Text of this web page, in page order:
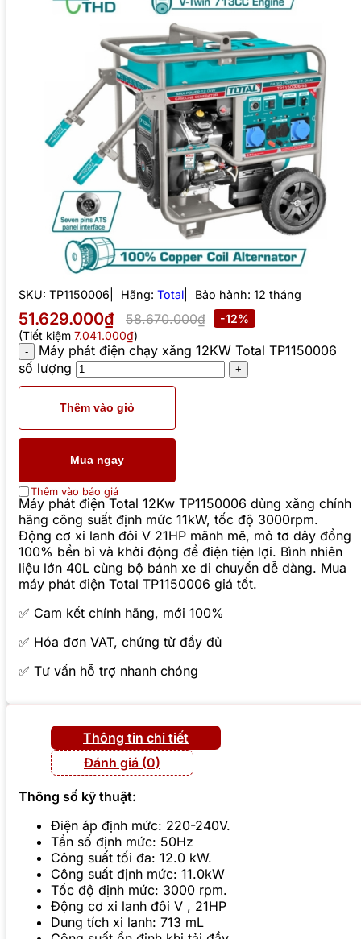
SKU: TP1150006 Hãng: Total Bảo hành: 12 tháng
51.629.000₫ 58.670.000₫
-12%
(Tiết kiệm 7.041.000₫)
Máy phát điện chạy xăng 12KW Total TP1150006
số lượng
Thêm vào giỏ
Mua ngay
Thêm vào báo giá
Máy phát điện Total 12Kw TP1150006 dùng xăng chính
hãng công suất định mức 11kW, tốc độ 3000rpm.
Động cơ xi lanh đôi V 21HP mãnh mẽ, mô tơ dây đồng
100% bền bỉ và khởi động đề điện tiện lợi. Bình nhiên
liệu lớn 40L cùng bộ bánh xe di chuyển dễ dàng. Mua
máy phát điện Total TP1150006 giá tốt.
✅ Cam kết chính hãng, mới 100%
✅ Hóa đơn VAT, chứng từ đầy đủ
✅ Tư vấn hỗ trợ nhanh chóng
Thông tin chi tiết
Đánh giá (0)
Thông số kỹ thuật:
Điện áp định mức: 220-240V.
Tần số định mức: 50Hz
Công suất tối đa: 12.0 kW.
Công suất định mức: 11.0kW
Tốc độ định mức: 3000 rpm.
Động cơ xi lanh đôi V , 21HP
Dung tích xi lanh: 713 mL